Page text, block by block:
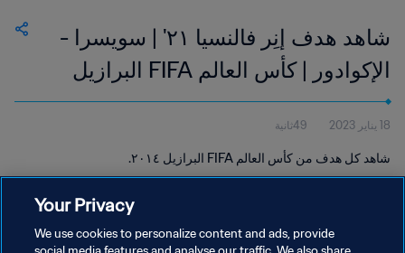
شاهد هدف إنِر فالنسيا ٢١' | سويسرا -
الإكوادور | كأس العالم FIFA البرازيل
٢٠١٤
18 يناير 2023 49ثانية
شاهد كل هدف من كأس العالم FIFA البرازيل ٢٠١٤.
Your Privacy
We use cookies to personalize content and ads, provide